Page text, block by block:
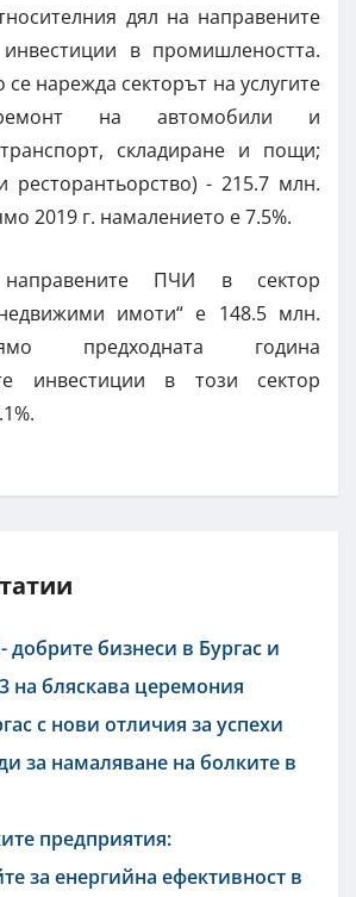
дял на направените
в промишлеността.
нарежда секторът на услугите
на автомобили и
складиране и пощи;
ресторантьорство) - 215.7 млн.
2019 г. намалението е 7.5%.
ПЧИ в сектор
имоти“ е 148.5 млн.
предходната година
инвестиции в този сектор
добрите бизнеси в Бургас и
на бляскава церемония
с нови отличия за успехи
за намаляване на болките в
предприятия:
за енергийна ефективност в